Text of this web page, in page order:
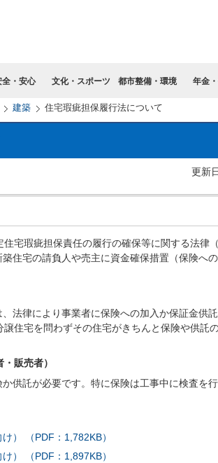
全・安心 文化・スポーツ 都市整備・環境 年金
建築 住宅瑕疵担保履行法について
更新
宅瑕疵担保責任の履行の確保等に関する法律
住宅の請負人や売主に資金確保措置（保険へ
法律により事業者に保険への加入か保証金供
住宅を問わずその住宅がきちんと保険や供託
販売者）
供託が必要です。特に保険は工事中に検査を
） （PDF：1,782KB）
） （PDF：1,897KB）